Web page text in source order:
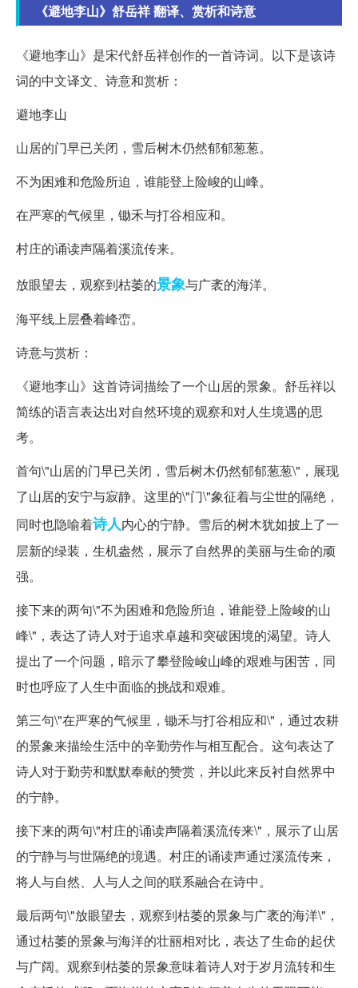
《避地李山》舒岳祥 翻译、赏析和诗意
《避地李山》是宋代舒岳祥创作的一首诗词。以下是该诗
词的中文译文、诗意和赏析：
避地李山
山居的门早已关闭，雪后树木仍然郁郁葱葱。
不为困难和危险所迫，谁能登上险峻的山峰。
在严寒的气候里，锄禾与打谷相应和。
村庄的诵读声隔着溪流传来。
放眼望去，观察到枯萎的景象与广袤的海洋。
海平线上层叠着峰峦。
诗意与赏析：
《避地李山》这首诗词描绘了一个山居的景象。舒岳祥以
简练的语言表达出对自然环境的观察和对人生境遇的思
考。
首句\"山居的门早已关闭，雪后树木仍然郁郁葱葱\"，展现
了山居的安宁与寂静。这里的\"门\"象征着与尘世的隔绝，
同时也隐喻着诗人内心的宁静。雪后的树木犹如披上了一
层新的绿装，生机盎然，展示了自然界的美丽与生命的顽
强。
接下来的两句\"不为困难和危险所迫，谁能登上险峻的山
峰\"，表达了诗人对于追求卓越和突破困境的渴望。诗人
提出了一个问题，暗示了攀登险峻山峰的艰难与困苦，同
时也呼应了人生中面临的挑战和艰难。
第三句\"在严寒的气候里，锄禾与打谷相应和\"，通过农耕
的景象来描绘生活中的辛勤劳作与相互配合。这句表达了
诗人对于勤劳和默默奉献的赞赏，并以此来反衬自然界中
的宁静。
接下来的两句\"村庄的诵读声隔着溪流传来\"，展示了山居
的宁静与与世隔绝的境遇。村庄的诵读声通过溪流传来，
将人与自然、人与人之间的联系融合在诗中。
最后两句\"放眼望去，观察到枯萎的景象与广袤的海洋\"，
通过枯萎的景象与海洋的壮丽相对比，表达了生命的起伏
与广阔。观察到枯萎的景象意味着诗人对于岁月流转和生